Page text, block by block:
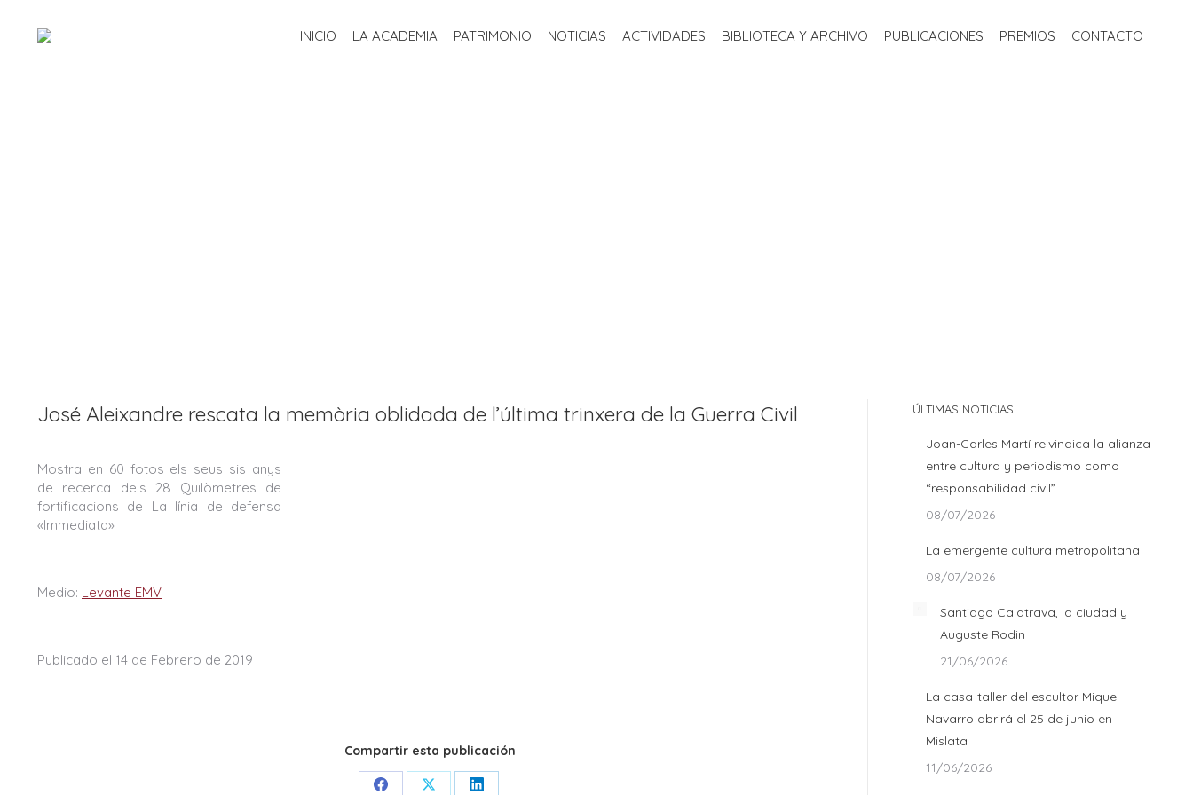
INICIO LA ACADEMIA PATRIMONIO NOTICIAS ACTIVIDADES BIBLIOTECA Y ARCHIVO PUBLICACIONES PREMIOS CONTACTO
José Aleixandre rescata la memòria oblidada de l’última trinxera de la Guerra Civil
Mostra en 60 fotos els seus sis anys
de recerca dels 28 Quilòmetres de
fortificacions de La línia de defensa
«Immediata»
Medio: Levante EMV
Publicado el 14 de Febrero de 2019
Compartir esta publicación
ÚLTIMAS NOTICIAS
Joan-Carles Martí reivindica la alianza
entre cultura y periodismo como
“responsabilidad civil”
08/07/2026
La emergente cultura metropolitana
08/07/2026
Santiago Calatrava, la ciudad y
Auguste Rodin
21/06/2026
La casa-taller del escultor Miquel
Navarro abrirá el 25 de junio en
Mislata
11/06/2026
INICIO LA ACADEMIA PATRIMONIO NOTICIAS ACTIVIDADES BIBLIOTECA Y ARCHIVO PUBLICACIONES PREMIOS